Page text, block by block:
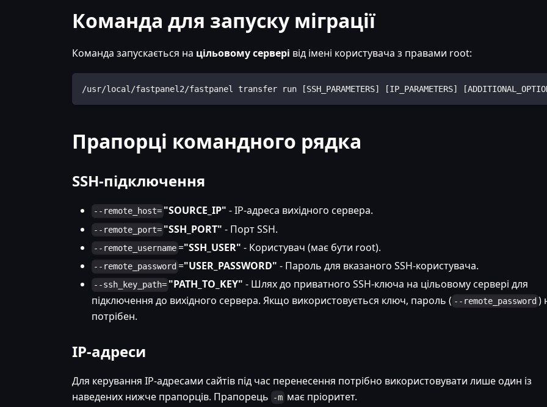
Команда для запуску міграції
Команда запускається на цільовому сервері від імені користувача з правами root:
/usr/local/fastpanel2/fastpanel transfer run [SSH_PARAMETERS] [IP_PARAMETERS]
Прапорці командного рядка
SSH-підключення
--remote_host= "SOURCE_IP" - IP-адреса вихідного сервера.
--remote_port= "SSH_PORT" - Порт SSH.
--remote_username ="SSH_USER" - Користувач (має бути root).
--remote_password ="USER_PASSWORD" - Пароль для вказаного SSH-користувача.
--ssh_key_path= "PATH_TO_KEY" - Шлях до приватного SSH-ключа на цільовому сервері для
підключення до вихідного сервера. Якщо використовується ключ, пароль ( --remote_password )
потрібен.
IP-адреси
Для керування IP-адресами сайтів під час перенесення потрібно використовувати лише один із
наведених нижче прапорців. Прапорець
-m має пріоритет.